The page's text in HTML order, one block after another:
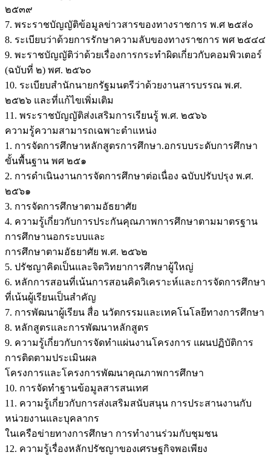
๒๕๓๙
7. พระราชบัญญัติข้อมูลข่าวสารของทางราชการ พ.ศ ๒๕ส่๐
8. ระเบียบว่าด้วยการรักษาความลับของทางราชการ พศ ๒๕๔๔
9. พะราชบัญญัติว่าด้วยเรื่องการกระทำผิดเกี่ยวกับคอมพิวเตอร์
(ฉบับที่ ๒) พศ. ๒๕๖๐
10. ระเบียบสำนักนายกรัฐมนตรีว่าด้วยงานสารบรรณ พ.ศ.
๒๕๒๖ และที่แก้ไขเพิ่มเติม
11. พระราชบัญญัติส่งเสริมการเรียนรู้ พ.ศ. ๒๕๖๖
ความรู้ความสามารถเฉพาะตำแหน่ง
1. การจัดการศึกษาหลักสูตรการศึกษา.อกรบบระดับการศึกษา
ขั้นพื้นฐาน พศ ๒๕๑
2. การดำเนินงานการจัดการศึกษาต่อเนื่อง ฉบับปรับปรุง พ.ศ.
๒๕๖๑
3. การจัดการศึกษาตามอัธยาศัย
4. ความรู้เกี่ยวกับการประกันคุณภาพการศึกษาตามมาตรฐาน
การศึกษานอกระบบและ
การศึกษาตามอัธยาศัย พ.ศ. ๒๕๖๒
5. ปรัชญาคิดเป็นและจิตวิทยาการศึกษาผู้ใหญ่
6. หลักการสอนที่เน้นการสอนคิดวิเคราะห์และการจัดการศึกษา
ที่เน้นผู้เรียนเป็นสำคัญ
7. การพัฒนาผู้เรียน สื่อ นวัตกรรมและเทคโนโลยีทางการศึกษา
8. หลักสูตรและการพัฒนาหลักสูตร
9. ความรู้เกี่ยวกับการจัดทำแผ่นงานโครงการ แผนปฏิบัติการ
การติดตามประเมินผล
โครงการและโครงการพัฒนาคุณภาพการศึกษา
10. การจัดทำฐานข้อมูลสารสนเทศ
11. ความรู้เกี่ยวกับการส่งเสริมสนับสนุน การประสานงานกับ
หน่วยงานและบุคลากร
ในเครือข่ายทางการศึกษา การทำงานร่วมกับชุมชน
12. ความรู้เรื่องหลักปรัชญาของเศรษฐกิจพอเพียง